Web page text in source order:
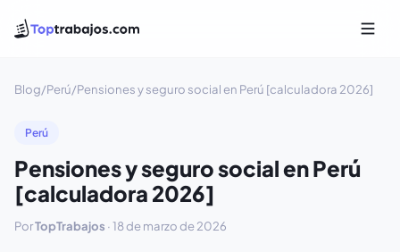
Blog/Perú/Pensiones y seguro social en Perú [calculadora 2026]
Perú
Pensiones y seguro social en Perú
[calculadora 2026]
PorTopTrabajos ·18 de marzo de 2026